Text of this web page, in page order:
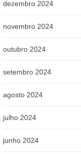
dezembro 2024
novembro 2024
outubro 2024
setembro 2024
agosto 2024
julho 2024
junho 2024